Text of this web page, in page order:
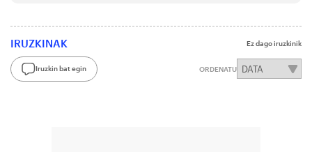
IRUZKINAK Ez dago iruzkinik
Iruzkin bat egin ORDENATU